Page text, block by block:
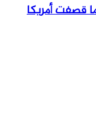
قصفت أمريكا